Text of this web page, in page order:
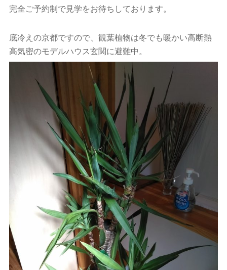
完全ご予約制で見学をお待ちしております。
底冷えの京都ですので、観葉植物は冬でも暖かい高断熱
高気密のモデルハウス玄関に避難中。